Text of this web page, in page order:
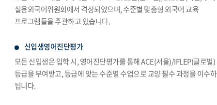
실용외국어위원회에서 격상되었으며, 수준별 맞춤형 외국어 교육
프로그램들을 주관하고 있습니다.
신입생영어진단평가
모든 신입생은 입학 시, 영어진단평가를 통해 ACE(서울)/IFLEP(글로벌)
등급을 부여받고, 등급에 맞는 수준별 수업으로 교양 필수 과정을 이수
됩니다.